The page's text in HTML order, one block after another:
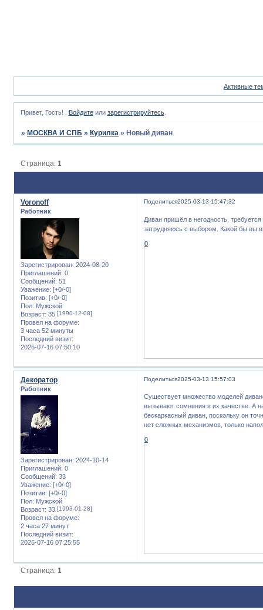
Активные
Привет, Гость! Войдитеили зарегистрируйтесь.
» МОСКВА И СПБ » Курилка » Новый диван
Страница:1
Поделиться2025-03-13 15:47:32
Voronoff
Работник
Зарегистрирован: 2024-08-20
Приглашений: 0
Сообщений: 51
Уважение: [+0/-0]
Позитив: [+0/-0]
Пол: Мужской
Возраст: 35 [1990-12-08]
Провел на форуме:
3 часа 52 минуты
Последний визит:
2026-07-16 07:50:10
Диван пришёл в негодность,
затрудняюсь с выбором. Какой бы вы
0
Поделиться2025-03-13 15:57:03
Декоратор
Работник
Зарегистрирован: 2024-10-14
Приглашений: 0
Сообщений: 33
Уважение: [+0/-0]
Позитив: [+0/-0]
Пол: Мужской
Возраст: 33 [1993-01-28]
Провел на форуме:
2 часа 27 минут
Последний визит:
2026-07-16 07:25:55
Существует множество моделей
вызывают сомнения в их качестве. А
бескаркасный диван, поскольку он
нет сложных механизмов, только
0
Страница:1